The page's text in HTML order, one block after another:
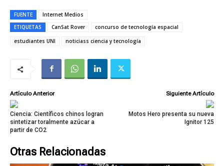
FUENTE
Internet Medios
ETIQUETAS
CanSat Rover
concurso de tecnología espacial
estudiantes UNI
noticiass ciencia y tecnología
Artículo Anterior
Ciencia: Científicos chinos logran
sintetizar toralmente azúcar a
partir de CO2
Siguiente Artículo
Motos Hero presenta su nueva
Ignitor 125
Otras Relacionadas